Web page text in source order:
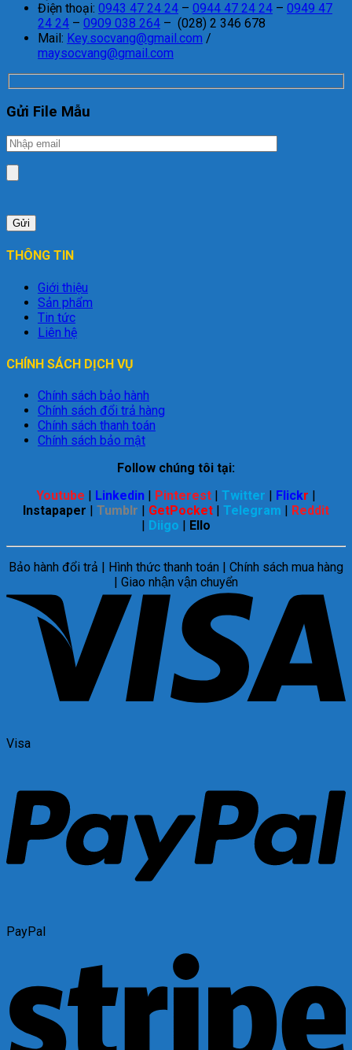
Điện thoại: 0943 47 24 24 – 0944 47 24 24 – 0949 47
24 24 – 0909 038 264 – (028) 2 346 678
Mail: Key.socvang@gmail.com /
maysocvang@gmail.com
Gửi File Mẫu
THÔNG TIN
Giới thiệu
Sản phẩm
Tin tức
Liên hệ
CHÍNH SÁCH DỊCH VỤ
Chính sách bảo hành
Chính sách đổi trả hàng
Chính sách thanh toán
Chính sách bảo mật
Follow chúng tôi tại:
Youtube | Linkedin | Pinterest | Twitter | Flickr |
Instapaper | Tumblr | GetPocket | Telegram | Reddit
| Diigo | Ello
Bảo hành đổi trả | Hình thức thanh toán | Chính sách mua hàng
| Giao nhận vận chuyển
Visa
PayPal